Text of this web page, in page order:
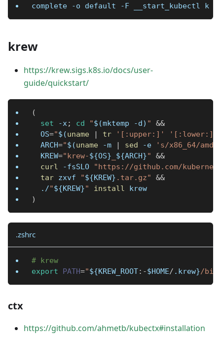
complete
-o default -F __start_kubectl k
krew
https://krew.sigs.k8s.io/docs/user-
guide/quickstart/
(
set -x; cd "$(mktemp -d) "
&&
OS="$(uname | tr '[:upper:]' '[:lower:]'
ARCH="$(uname -m | sed -e
's/x86_64/
KREW="krew-${OS} ${ARCH}"
&&
curl
-fsSLO
"https://github.com/
tar zxvf "${KREW} .tar.gz"
&&
  ./
"${KREW}" install krew
)
.zshrc
# krew
export
PATH="${KREW_ROOT:-$HOME/ .krew}/
ctx
https://github.com/ahmetb/kubectx#installation